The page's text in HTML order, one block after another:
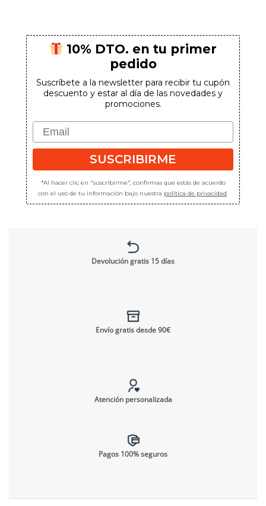
10% DTO. en tu primer
pedido
Suscríbete a la newsletter para recibir tu cupón
descuento y estar al día de las novedades y
promociones.
Email
SUSCRIBIRME
*Al hacer clic en "suscribirme", confirmas que estás de acuerdo
con el uso de tu información bajo nuestra política de privacidad.
Devolución gratis 15 días
Envío gratis desde 90€
Atención personalizada
Pagos 100% seguros